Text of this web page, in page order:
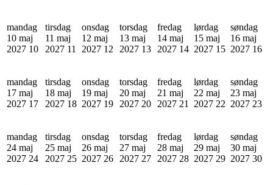
mandag
10 maj
2027 10
tirsdag
11 maj
2027 11
onsdag
12 maj
2027 12
torsdag
13 maj
2027 13
fredag
14 maj
2027 14
lørdag
15 maj
2027 15
søndag
16 maj
2027 16
mandag
17 maj
2027 17
tirsdag
18 maj
2027 18
onsdag
19 maj
2027 19
torsdag
20 maj
2027 20
fredag
21 maj
2027 21
lørdag
22 maj
2027 22
søndag
23 maj
2027 23
mandag
24 maj
2027 24
tirsdag
25 maj
2027 25
onsdag
26 maj
2027 26
torsdag
27 maj
2027 27
fredag
28 maj
2027 28
lørdag
29 maj
2027 29
søndag
30 maj
2027 30